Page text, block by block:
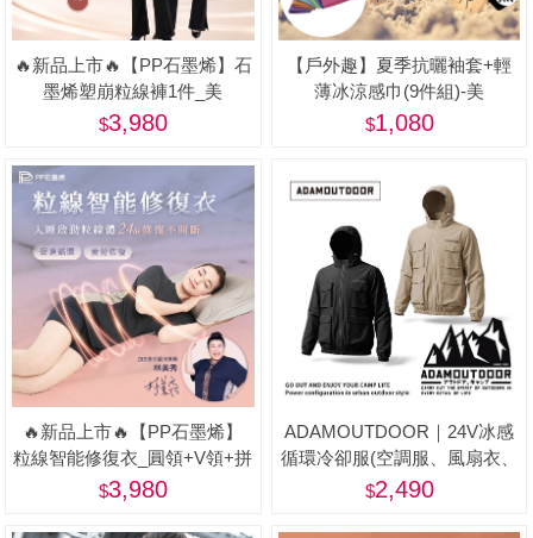
🔥新品上市🔥【PP石墨烯】石
墨烯塑崩粒線褲1件_美
3,980
【戶外趣】夏季抗曬袖套+輕
薄冰涼感巾(9件組)-美
1,080
🔥新品上市🔥【PP石墨烯】
粒線智能修復衣_圓領+V領+拼
接 3件/組-美
3,980
ADAMOUTDOOR｜24V冰感
循環冷卻服(空調服、風扇衣、
戶外、釣魚背心)
2,490